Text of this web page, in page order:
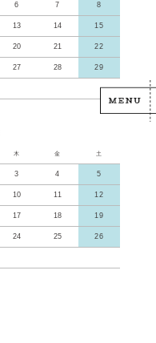
6 7 8
13 14 15
20 21 22
27 28 29
木 金 土
3 4 5
10 11 12
17 18 19
24 25 26